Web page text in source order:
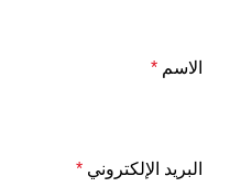
الاسم *
البريد الإلكتروني *